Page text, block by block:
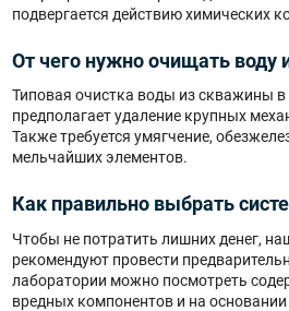
подвергается действию химических
От чего нужно очищать воду
Типовая очистка воды из скважины
предполагает удаление крупных
Также требуется умягчение,
мельчайших элементов.
Как правильно выбрать
Чтобы не потратить лишних денег,
рекомендуют провести
лаборатории можно посмотреть
вредных компонентов и на основании